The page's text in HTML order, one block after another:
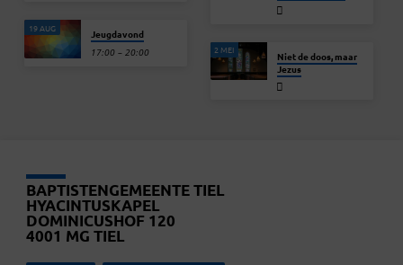
19 AUG Jeugdavond
17:00 – 20:00 2 MEI
Niet de doos, maar
Jezus
BAPTISTENGEMEENTE TIEL
HYACINTUSKAPEL
DOMINICUSHOF 120
4001 MG TIEL